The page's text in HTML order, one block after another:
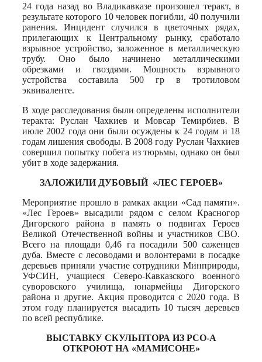
24 года назад во Владикавказе произошел теракт, в
результате которого 10 человек погибли, 40 получили
ранения. Инцидент случился в цветочных рядах,
прилегающих к Центральному рынку, сработало
взрывное устройство, заложенное в металлическую
трубу. Оно было начинено металлическими
обрезками и гвоздями. Мощность взрывного
устройства составила 500 гр в тротиловом
эквиваленте.
В ходе расследования были определены исполнители
теракта: Руслан Чахкиев и Мовсар Темирбиев. В
июле 2002 года они были осуждены к 24 годам и 18
годам лишения свободы. В 2008 году Руслан Чахкиев
совершил попытку побега из тюрьмы, однако он был
убит в ходе задержания.
ЗАЛОЖИЛИ ДУБОВЫЙ «ЛЕС ГЕРОЕВ»
Мероприятие прошло в рамках акции «Сад памяти».
«Лес Героев» высадили рядом с селом Красногор
Дигорского района в память о подвигах Героев
Великой Отечественной войны и участников СВО.
Всего на площади 0,46 га посадили 500 саженцев
дуба. Вместе с лесоводами и волонтерами в посадке
деревьев приняли участие сотрудники Минприроды,
УФСИН, учащиеся Северо-Кавказского военного
суворовского училища, юнармейцы Дигорского
района и другие. Акция проводится с 2020 года. В
этом году планируется высадить 10 тысяч деревьев
по всей республике.
ВЫСТАВКУ СКУЛЬПТОРА ИЗ РСО-А
ОТКРОЮТ НА «МАМИСОНЕ»